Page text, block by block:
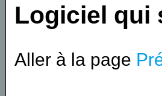
Logiciel qui
Aller à la page